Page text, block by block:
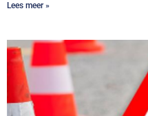
Lees meer »